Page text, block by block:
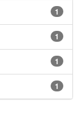
1
1
1
1